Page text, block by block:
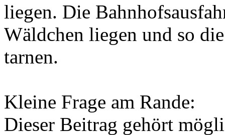
liegen. Die
Wäldchen liegen und so
tarnen.
Kleine Frage am Rande:
Dieser Beitrag gehört